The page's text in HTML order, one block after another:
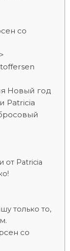
со
Новый год
Patricia
от Patricia
только то,
со